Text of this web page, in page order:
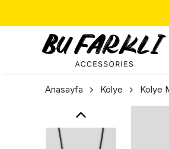
Anasayfa Kolye Kolye